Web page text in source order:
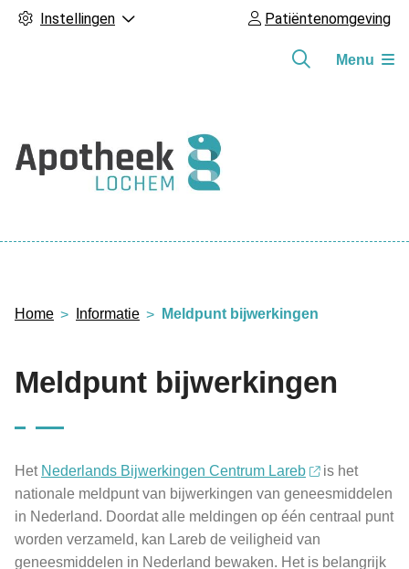
Instellingen Patiëntenomgeving
Menu
Home Informatie Meldpunt bijwerkingen
Meldpunt bijwerkingen
Het Nederlands Bijwerkingen Centrum Lareb
is het
nationale meldpunt van bijwerkingen van geneesmiddelen
in Nederland. Doordat alle meldingen op één centraal punt
worden verzameld, kan Lareb de veiligheid van
geneesmiddelen in Nederland bewaken. Het is belangrijk